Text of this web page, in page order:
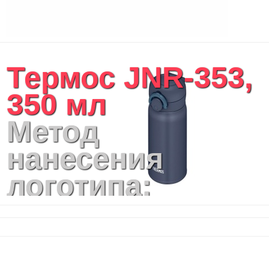
Текстиль для ванной комнаты
Кухонные приспособления
Кухонный текстиль
Ножи разделочные доски
Фоторамки и фотоальбомы
Уход за обувью
Игрушки
Шкатулки
Декоративные подушки
Термос JNR-353,
350 мл
Метод
нанесения
логотипа: